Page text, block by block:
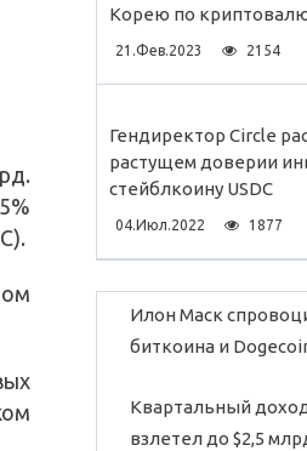
Корею по
21.Фев.2023 2154
Гендиректор Circle
растущем доверии
стейблкоину USDC
04.Июл.2022 1877
Илон Маск
биткоина и
Квартальный
взлетел до $2,5